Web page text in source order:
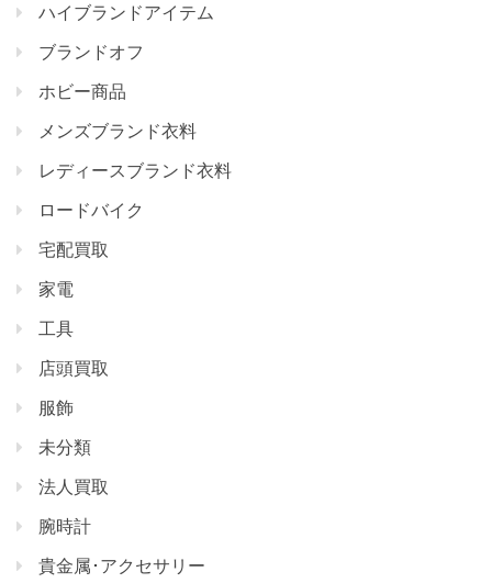
ハイブランドアイテム
ブランドオフ
ホビー商品
メンズブランド衣料
レディースブランド衣料
ロードバイク
宅配買取
家電
工具
店頭買取
服飾
未分類
法人買取
腕時計
貴金属･アクセサリー